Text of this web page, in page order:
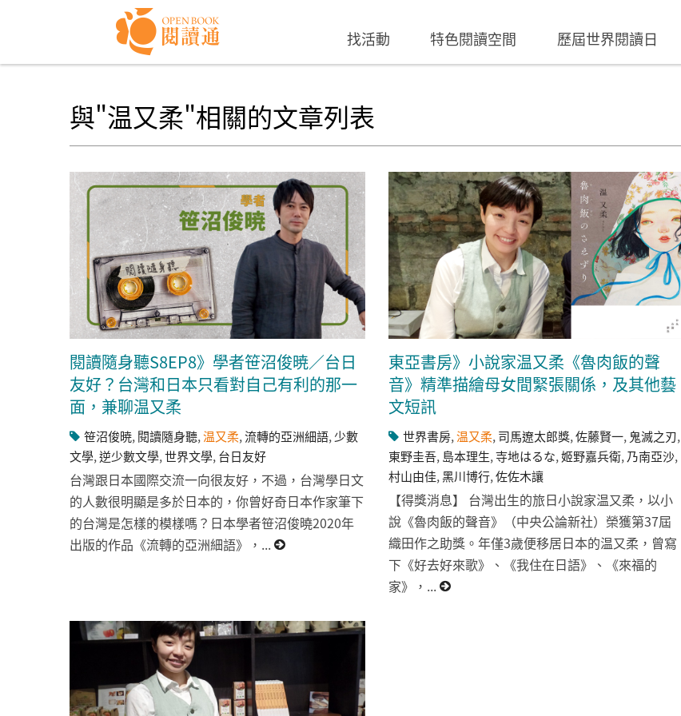
找活動 特色閱讀空間 歷屆世界閱讀日
與"温又柔"相關的文章列表
閱讀隨身聽S8EP8》學者笹沼俊暁／台日
友好？台灣和日本只看對自己有利的那一
面，兼聊温又柔
笹沼俊暁,閱讀隨身聽,温又柔,流轉的亞洲細語,少數
文學,逆少數文學,世界文學,台日友好
台灣跟日本國際交流一向很友好，不過，台灣學日文
的人數很明顯是多於日本的，你曾好奇日本作家筆下
的台灣是怎樣的模樣嗎？日本學者笹沼俊曉2020年
出版的作品《流轉的亞洲細語》，...
東亞書房》小說家温又柔《魯肉飯的聲
音》精準描繪母女間緊張關係，及其他藝
文短訊
世界書房,温又柔,司馬遼太郎獎,佐藤賢一, 鬼滅之刃,
東野圭吾,島本理生,寺地はるな,姬野嘉兵衛,乃南亞沙,
村山由佳,黑川博行,佐佐木讓
【得獎消息】 台灣出生的旅日小說家温又柔，以小
說《魯肉飯的聲音》（中央公論新社）榮獲第37屆
織田作之助獎。年僅3歲便移居日本的温又柔，曾寫
下《好去好來歌》、《我住在日語》、《來福的
家》，...